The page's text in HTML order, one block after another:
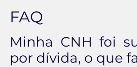
FAQ
Minha CNH foi
por dívida, o que